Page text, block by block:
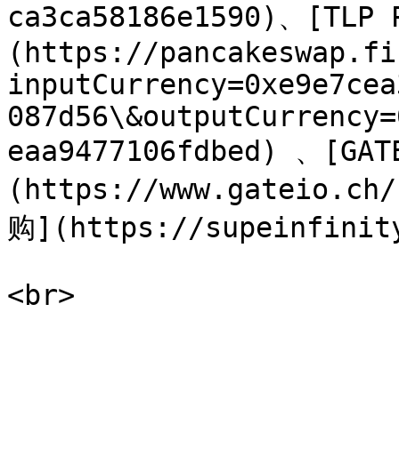
ca3ca58186e1590)、[TLP
(https://
eaa9477106fdbed) 、
(https://www.gateio.ch/
购](https://